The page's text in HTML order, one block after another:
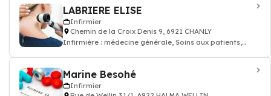
LABRIERE ELISE
Infirmier
Chemin de la Croix Denis 9, 6921 CHANLY
Infirmière : médecine générale, Soins aux patients,
Marine Besohé
Infirmier